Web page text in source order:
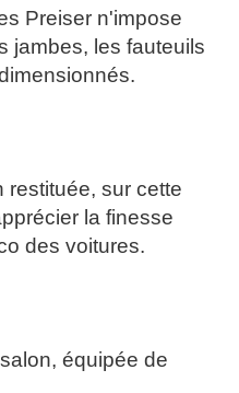
Preiser n'impose
jambes, les fauteuils
restituée, sur cette
la finesse
des voitures.
équipée de